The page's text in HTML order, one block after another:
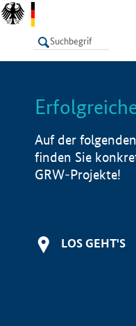
LISTE
Auf der
finden Sie
GRW-Projekte!
LOS GEHT'S